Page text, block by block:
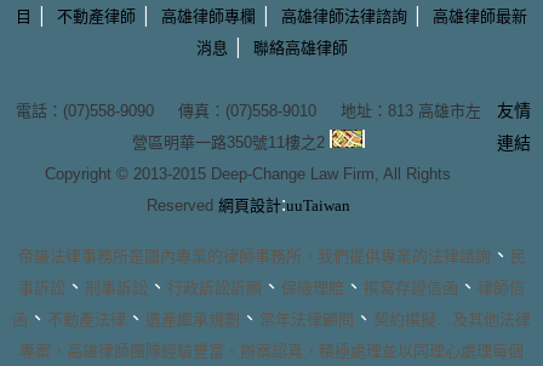
目
| 不動產律師 | 高雄律師專欄 | 高雄律師法律諮詢 |
高雄律師最新
消息 | 聯絡高雄律師
電話：(07)558-9090 傳真：(07)558-9010 地址： 813 高雄市左
營區明華一路350號11樓之2
Copyright © 2013-2015 Deep-Change Law Firm, All Rights
Reserved 網頁設計:uuTaiwan
友情
連結
帝謙法律事務所是國內專業的律師事務所 ，我們提供專業的法律諮詢 、 民
事訴訟 、 刑事訴訟 、 行政訴訟訴願 、 保險理賠 、 撰寫存證信函 、 律師信
函 、 不動產法律 、 遺產繼承規劃 、 常年法律顧問 、 契約撰擬 …及其他法律
專案， 高雄律師團隊經驗豐富、辦案認真，積極處理並以同理心處理每個